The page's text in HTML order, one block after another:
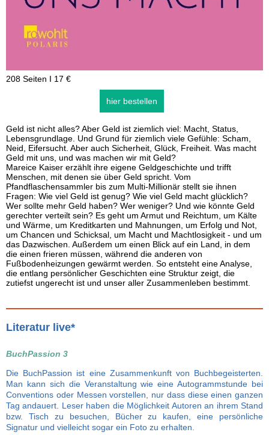
208 Seiten I 17 €
hier bestellen
Geld ist nicht alles? Aber Geld ist ziemlich viel: Macht, Status,
Lebensgrundlage. Und Grund für ziemlich viele Gefühle: Scham,
Neid, Eifersucht. Aber auch Sicherheit, Glück, Freiheit. Was macht
Geld mit uns, und was machen wir mit Geld?
Mareice Kaiser erzählt ihre eigene Geldgeschichte und trifft
Menschen, mit denen sie über Geld spricht. Vom
Pfandflaschensammler bis zum Multi-Millionär stellt sie ihnen
Fragen: Wie viel Geld ist genug? Wie viel Geld macht glücklich?
Wer sollte mehr Geld haben? Wer weniger? Und wie könnte Geld
gerechter verteilt sein? Es geht um Armut und Reichtum, um Kälte
und Wärme, um Kreditkarten und Mahnungen, um Erfolg und Not,
um Chancen und Schicksal, um Macht und Machtlosigkeit - und um
das Dazwischen. Außerdem um einen Blick auf ein Land, in dem
die einen frieren müssen, während die anderen von
Fußbodenheizungen gewärmt werden. So entsteht eine Analyse,
die entlang persönlicher Geschichten eine Struktur zeigt, die
zutiefst ungerecht ist und unser aller Zusammenleben bestimmt.
Literatur live*
BuchPassion 3
Die BuchPassion ist eine Zusammenkunft von Buchbegeisterten.
Man kann sich die Veranstaltung wie eine Autogrammstunde bei
Conventions oder Messen vorstellen, nur dass diese einen ganzen
Tag andauert. Leser haben die Möglichkeit Autoren an ihrem Stand
bzw. Tisch zu besuchen, Bücher zu kaufen, eine persönliche
Signatur und vielleicht sogar ein Foto zu erhalten.